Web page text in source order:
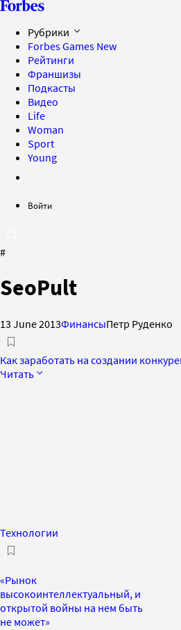
Рубрики
Forbes Games New
Рейтинги
Франшизы
Подкасты
Видео
Life
Woman
Sport
Young
Войти
#
SeoPult
13 June 2013ФинансыПетр Руденко
Как заработать на создании
Читать
Технологии
«Рынок
высокоинтеллектуальный, и
открытой войны на нем быть
не может»